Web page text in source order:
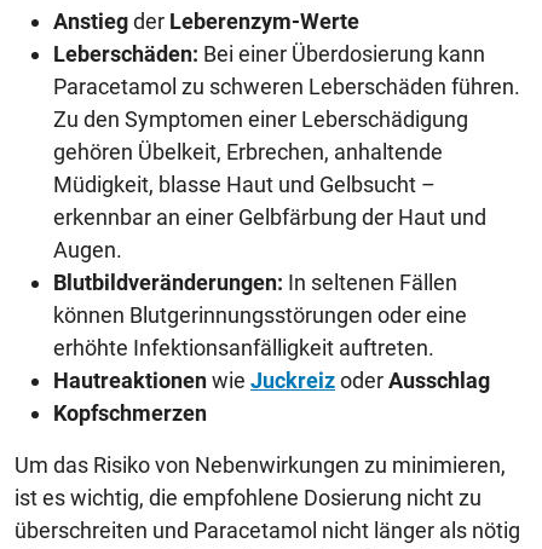
Anstiegder Leberenzym-Werte
Leberschäden: Bei einer Überdosierung kann
Paracetamol zu schweren Leberschäden führen.
Zu den Symptomen einer Leberschädigung
gehören Übelkeit, Erbrechen, anhaltende
Müdigkeit, blasse Haut und Gelbsucht –
erkennbar an einer Gelbfärbung der Haut und
Augen.
Blutbildveränderungen: In seltenen Fällen
können Blutgerinnungsstörungen oder eine
erhöhte Infektionsanfälligkeit auftreten.
Hautreaktionenwie JuckreizoderAusschlag
Kopfschmerzen
Um das Risiko von Nebenwirkungen zu minimieren,
ist es wichtig, die empfohlene Dosierung nicht zu
überschreiten und Paracetamol nicht länger als nötig